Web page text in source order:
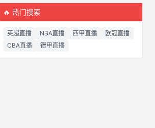
🔥 热门搜索
英超直播 NBA直播 西甲直播
欧冠直播
CBA直播
德甲直播